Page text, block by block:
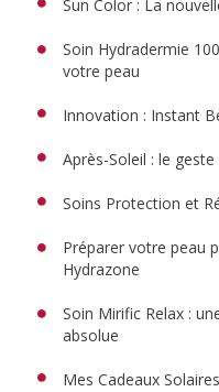
Sun Color : La
Soin Hydradermie
votre peau
Innovation : Instant
Après-Soleil : le
Soins Protection et
Préparer votre peau
Hydrazone
Soin Mirific Relax :
absolue
Mes Cadeaux Solaires